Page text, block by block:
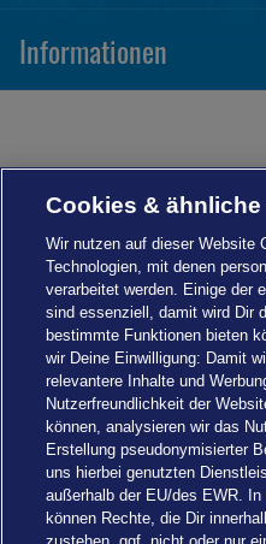
Informationen
Cookies &
Wir nutzen auf dieser Website
Technologien, mit denen
verarbeitet werden. Einige der
sind essenziell, damit wird Dir
bestimmte Funktionen bieten
wir Deine Einwilligung: Damit
relevantere Inhalte und
Nutzerfreundlichkeit der
können, analysieren wir das
Erstellung pseudonymisierter
uns hierbei genutzten
außerhalb der EU/des EWR.
können Rechte, die Dir